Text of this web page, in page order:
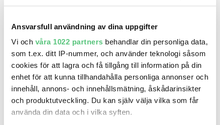
Ansvarsfull användning av dina uppgifter
Vi och våra 1022 partners behandlar din personliga data,
som t.ex. ditt IP-nummer, och använder teknologi såsom
cookies för att lagra och få tillgång till information på din
enhet för att kunna tillhandahålla personliga annonser och
innehåll, annons- och innehållsmätning, åskådarinsikter
och produktutveckling. Du kan själv välja vilka som får
använda din data och i vilka syften.
31 jul 19:10
Peugeot Expert PRO 2.0 BHDi Aut L2 B-
KAMERA D..